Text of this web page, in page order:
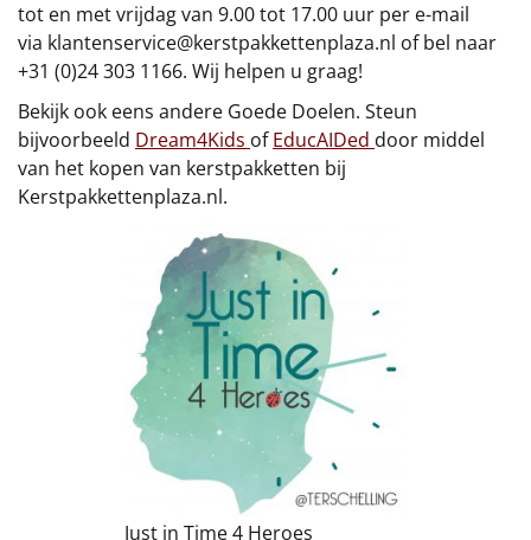
Doe het zelf
Sinterklaaspakketten
Particulier
Kerstgeschenken 2026
Relatiegeschenken
Alle overige
tot en met vrijdag van 9.00 tot 17.00 uur per e-mail
via klantenservice@kerstpakkettenplaza.nl of bel naar
+31 (0)24 303 1166. Wij helpen u graag!
Bekijk ook eens andere Goede Doelen. Steun
bijvoorbeeld Dream4Kids ofEducAIDed door middel
van het kopen van kerstpakketten bij
Kerstpakkettenplaza.nl.
Just in Time 4 Heroes